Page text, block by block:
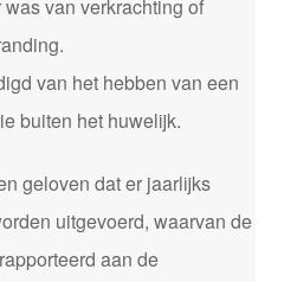
was van verkrachting of
van het hebben van een
buiten het huwelijk.
geloven dat er jaarlijks
uitgevoerd, waarvan de
aan de